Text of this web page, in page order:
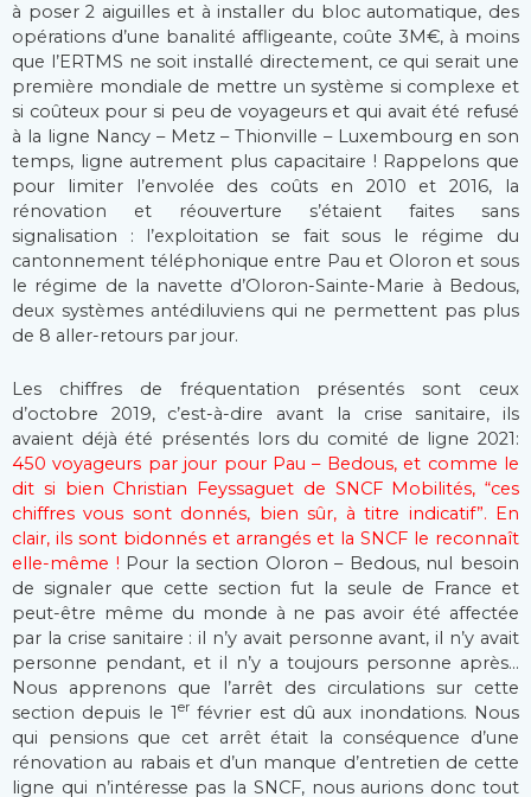
à poser 2 aiguilles et à installer du bloc automatique, des
opérations d’une banalité affligeante, coûte 3M€, à moins
que l’ERTMS ne soit installé directement, ce qui serait une
première mondiale de mettre un système si complexe et
si coûteux pour si peu de voyageurs et qui avait été refusé
à la ligne Nancy – Metz – Thionville – Luxembourg en son
temps, ligne autrement plus capacitaire ! Rappelons que
pour limiter l’envolée des coûts en 2010 et 2016, la
rénovation et réouverture s’étaient faites sans
signalisation : l’exploitation se fait sous le régime du
cantonnement téléphonique entre Pau et Oloron et sous
le régime de la navette d’Oloron-Sainte-Marie à Bedous,
deux systèmes antédiluviens qui ne permettent pas plus
de 8 aller-retours par jour.
Les chiffres de fréquentation présentés sont ceux
d’octobre 2019, c’est-à-dire avant la crise sanitaire, ils
avaient déjà été présentés lors du comité de ligne 2021:
450 voyageurs par jour pour Pau – Bedous, et comme le
dit si bien Christian Feyssaguet de SNCF Mobilités, “ces
chiffres vous sont donnés, bien sûr, à titre indicatif”. En
clair, ils sont bidonnés et arrangés et la SNCF le reconnaît
elle-même ! Pour la section Oloron – Bedous, nul besoin
de signaler que cette section fut la seule de France et
peut-être même du monde à ne pas avoir été affectée
par la crise sanitaire : il n’y avait personne avant, il n’y avait
personne pendant, et il n’y a toujours personne après…
Nous apprenons que l’arrêt des circulations sur cette
section depuis le 1er février est dû aux inondations. Nous
qui pensions que cet arrêt était la conséquence d’une
rénovation au rabais et d’un manque d’entretien de cette
ligne qui n’intéresse pas la SNCF, nous aurions donc tout